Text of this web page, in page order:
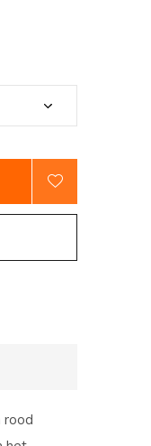
rood